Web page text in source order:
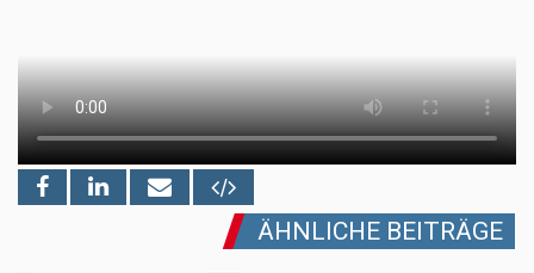
ÄHNLICHE BEITRÄGE